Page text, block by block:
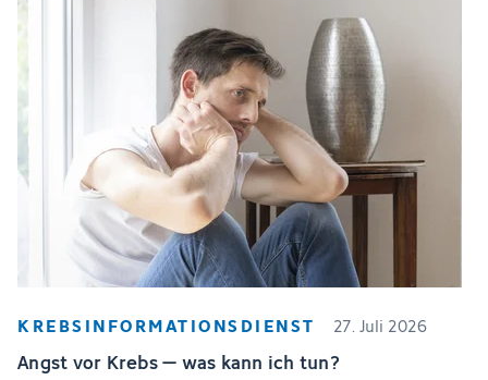
KREBSINFORMATIONSDIENST 27. Juli 2026
Angst vor Krebs – was kann ich tun?